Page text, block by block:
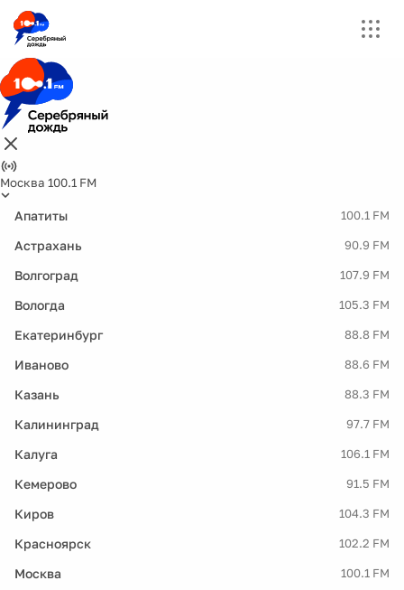
Москва 100.1 FM
Апатиты 100.1 FM
Астрахань 90.9 FM
Волгоград 107.9 FM
Вологда 105.3 FM
Екатеринбург 88.8 FM
Иваново 88.6 FM
Казань 88.3 FM
Калининград 97.7 FM
Калуга 106.1 FM
Кемерово 91.5 FM
Киров 104.3 FM
Красноярск 102.2 FM
Москва 100.1 FM